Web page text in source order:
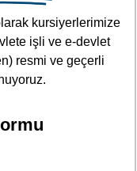
kursiyerlerimize
işli ve e-devlet
resmi ve geçerli